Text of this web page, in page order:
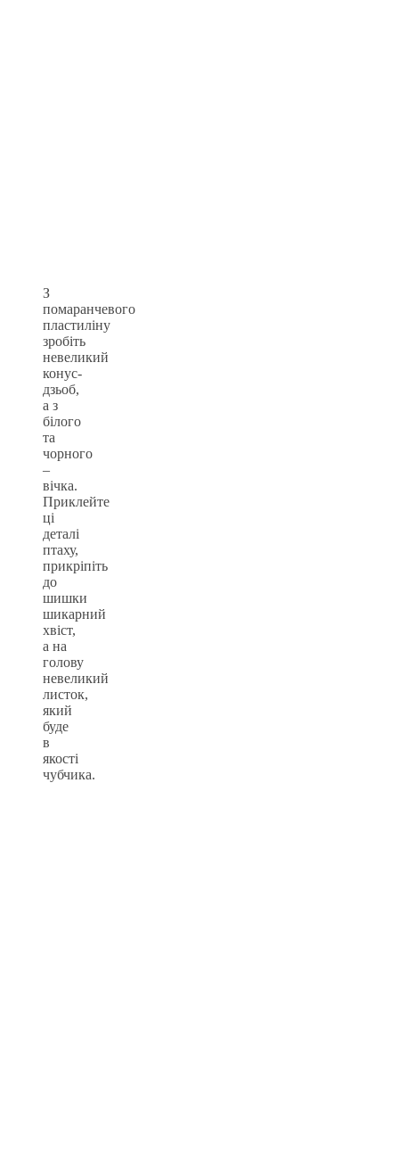
З
помаранчевого
пластиліну
зробіть
невеликий
конус-
дзьоб,
а з
білого
та
чорного
–
вічка.
Приклейте
ці
деталі
птаху,
прикріпіть
до
шишки
шикарний
хвіст,
а на
голову
невеликий
листок,
який
буде
в
якості
чубчика.